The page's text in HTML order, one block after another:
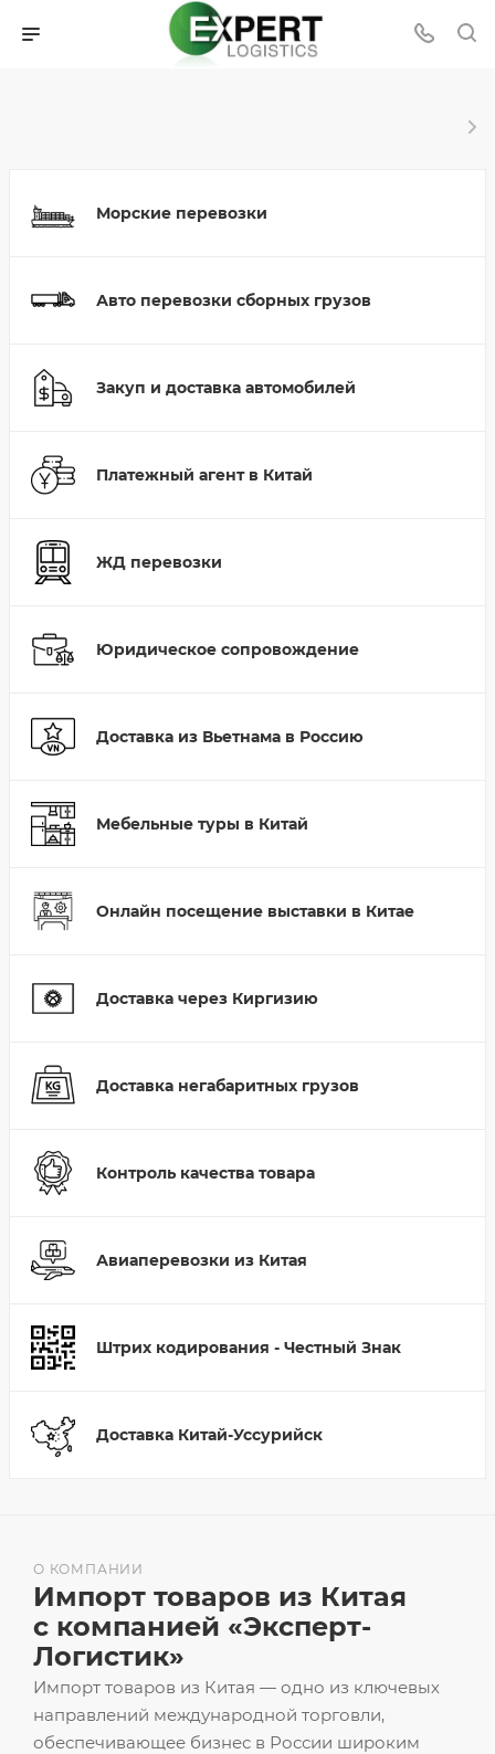
Морские перевозки
Авто перевозки сборных грузов
Закуп и доставка автомобилей
Платежный агент в Китай
ЖД перевозки
Юридическое сопровождение
Доставка из Вьетнама в Россию
Мебельные туры в Китай
Онлайн посещение выставки в Китае
Доставка через Киргизию
Доставка негабаритных грузов
Контроль качества товара
Авиаперевозки из Китая
Штрих кодирования - Честный Знак
Доставка Китай-Уссурийск
Импорт товаров из Китая — одно из ключевых
направлений международной торговли,
обеспечивающее бизнес в России широким
О КОМПАНИИ
Импорт товаров из Китая
с компанией «Эксперт-
Логистик»